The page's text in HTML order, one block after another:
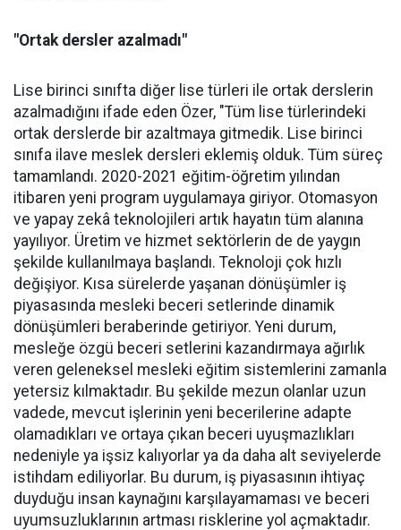
"Ortak dersler azalmadı"
Lise birinci sınıfta diğer lise türleri ile ortak derslerin
azalmadığını ifade eden Özer, "Tüm lise türlerindeki
ortak derslerde bir azaltmaya gitmedik. Lise birinci
sınıfa ilave meslek dersleri eklemiş olduk. Tüm süreç
tamamlandı. 2020-2021 eğitim-öğretim yılından
itibaren yeni program uygulamaya giriyor. Otomasyon
ve yapay zekâ teknolojileri artık hayatın tüm alanına
yayılıyor. Üretim ve hizmet sektörlerin de de yaygın
şekilde kullanılmaya başlandı. Teknoloji çok hızlı
değişiyor. Kısa sürelerde yaşanan dönüşümler iş
piyasasında mesleki beceri setlerinde dinamik
dönüşümleri beraberinde getiriyor. Yeni durum,
mesleğe özgü beceri setlerini kazandırmaya ağırlık
veren geleneksel mesleki eğitim sistemlerini zamanla
yetersiz kılmaktadır. Bu şekilde mezun olanlar uzun
vadede, mevcut işlerinin yeni becerilerine adapte
olamadıkları ve ortaya çıkan beceri uyuşmazlıkları
nedeniyle ya işsiz kalıyorlar ya da daha alt seviyelerde
istihdam ediliyorlar. Bu durum, iş piyasasının ihtiyaç
duyduğu insan kaynağını karşılayamaması ve beceri
uyumsuzluklarının artması risklerine yol açmaktadır.